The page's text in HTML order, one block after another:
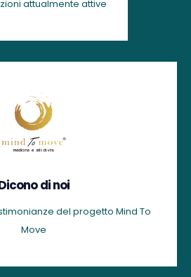
attualmente attive
di noi
del progetto Mind To
Move